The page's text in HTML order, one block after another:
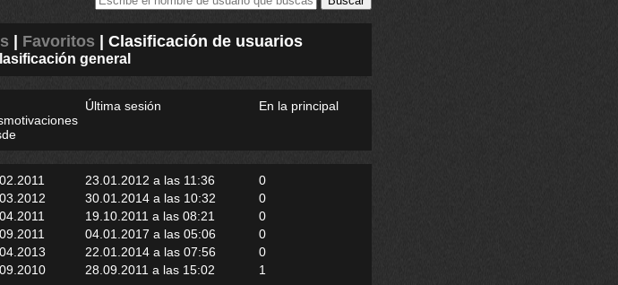
Favoritos Clasificación de usuarios
general
Última sesión En la principal
23.01.2012 a las 11:36
0
30.01.2014 a las 10:32
0
19.10.2011 a las 08:21
0
04.01.2017 a las 05:06
0
22.01.2014 a las 07:56
0
28.09.2011 a las 15:02 1